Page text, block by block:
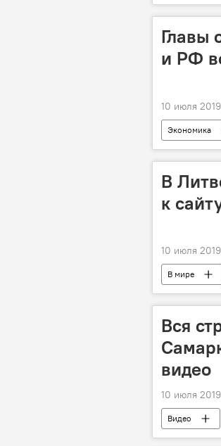
Беларусь
Главы
и РФ
10 июля
Экономика
спортивные
В
к
10 июля
В мире
Вся
видео
10 июля
Видео
Узбекистан